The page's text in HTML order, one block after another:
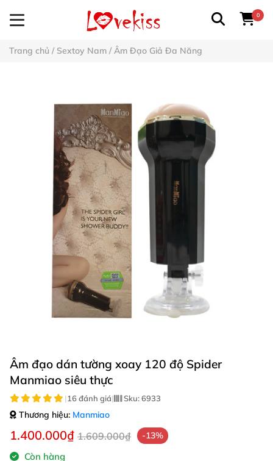
0
Trang chủ / Sextoy Nam / Âm Đạo Giả Đa Năng
Âm đạo dán tường xoay 120 độ Spider
Manmiao siêu thực
|16 đánh giá| Sku:6933
Thương hiệu: Manmiao
1.400.000₫ 1.609.000₫ -13%
Còn hàng